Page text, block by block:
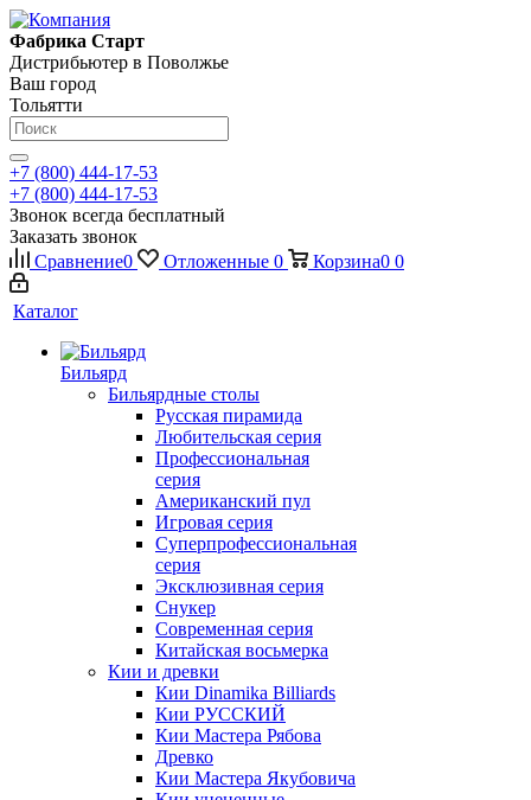
Фабрика Старт
Дистрибьютер в Поволжье
Ваш город
Тольятти
+7 (800) 444-17-53
+7 (800) 444-17-53
Звонок всегда бесплатный
Заказать звонок
Сравнение0 Отложенные 0 Корзина0 0
Каталог
Бильярд
Бильярдные столы
Русская пирамида
Любительская серия
Профессиональная
серия
Американский пул
Игровая серия
Суперпрофессиональная
серия
Эксклюзивная серия
Снукер
Современная серия
Китайская восьмерка
Кии и древки
Кии Dinamika Billiards
Кии РУССКИЙ
Кии Мастера Рябова
Древко
Кии Мастера Якубовича